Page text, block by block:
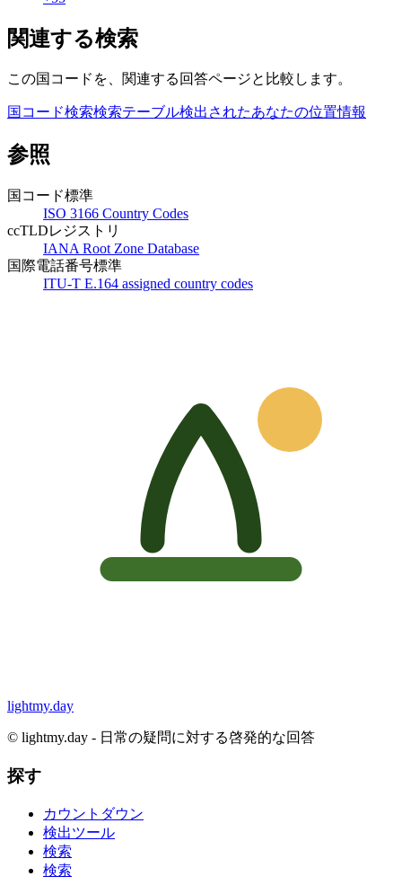
関連する検索
この国コードを、関連する回答ページと比較します。
国コード検索検索テーブル検出されたあなたの位置情報
参照
国コード標準
ISO 3166 Country Codes
ccTLDレジストリ
IANA Root Zone Database
国際電話番号標準
ITU-T E.164 assigned country codes
lightmy.day
© lightmy.day - 日常の疑問に対する啓発的な回答
探す
カウントダウン
検出ツール
検索
検索